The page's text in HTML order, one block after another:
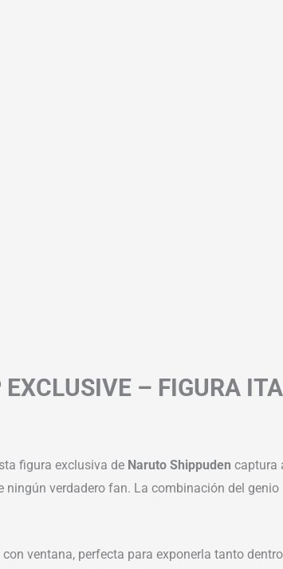
– FIGURA
figura exclusiva de Naruto Shippuden captura
ningún verdadero fan. La combinación del
ventana, perfecta para exponerla tanto